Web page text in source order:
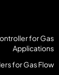
for Gas
Applications
for Gas Flow